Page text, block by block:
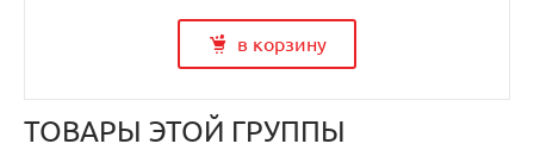
в корзину
ТОВАРЫ ЭТОЙ ГРУППЫ